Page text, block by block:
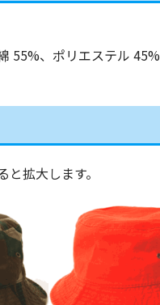
55%、ポリエステル 45%
拡大します。